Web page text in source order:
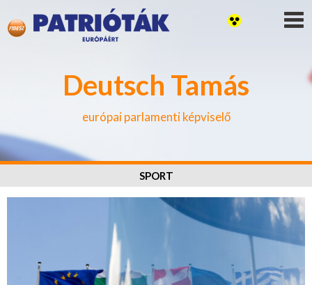
Deutsch Tamás
európai parlamenti képviselő
SPORT